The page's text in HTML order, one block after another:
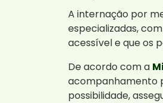
A internação por
especializadas,
acessível e que os
De acordo com a
acompanhamento
possibilidade,